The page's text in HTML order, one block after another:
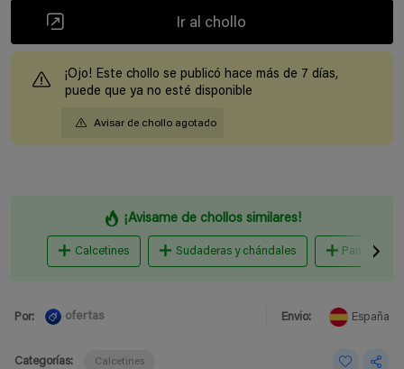
Ir al chollo
¡Ojo! Este chollo se publicó hace más de 7 días,
puede que ya no esté disponible
Avisar de chollo agotado
¡Avisame de chollos similares!
Calcetines Sudaderas y chándales Pantalones
Por: ofertas Envio: España
Categorías: Calcetines